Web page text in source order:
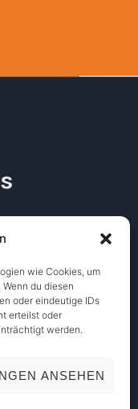
wie Cookies, um
du diesen
oder eindeutige IDs
erteilst oder
werden.
ANSEHEN